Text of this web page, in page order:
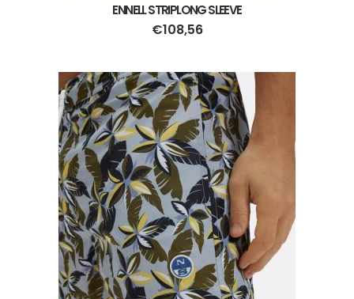
ENNELL STRIPLONG SLEEVE
€108,56